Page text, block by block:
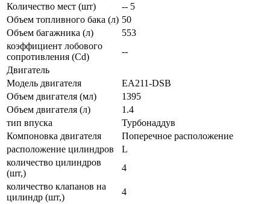
Количество мест (шт)
-- 5
Объем топливного бака (л) 50
Объем багажника (л)
553
коэффициент лобового
сопротивления (Cd)
--
Двигатель
Модель двигателя
EA211-DSB
Объем двигателя (мл)
1395
Объем двигателя (л)
1.4
тип впуска
Турбонаддув
Компоновка двигателя
Поперечное расположение
расположение цилиндров
L
количество цилиндров
(шт,)
4
количество клапанов на
цилиндр (шт,)
4